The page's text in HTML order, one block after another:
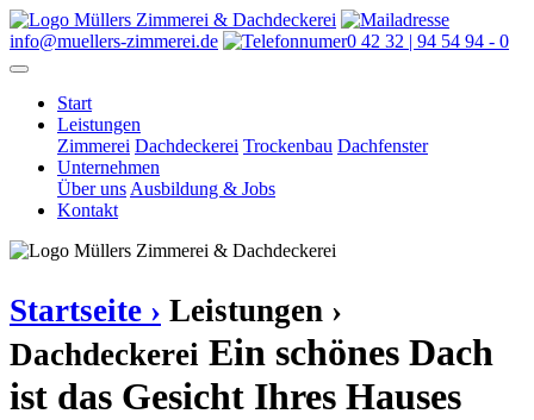
info@muellers-zimmerei.de 0 42 32 | 94 54 94 - 0
Start
Leistungen
Zimmerei Dachdeckerei Trockenbau Dachfenster
Unternehmen
Über uns Ausbildung & Jobs
Kontakt
Startseite › Leistungen ›
Dachdeckerei Ein schönes Dach
ist das Gesicht Ihres Hauses